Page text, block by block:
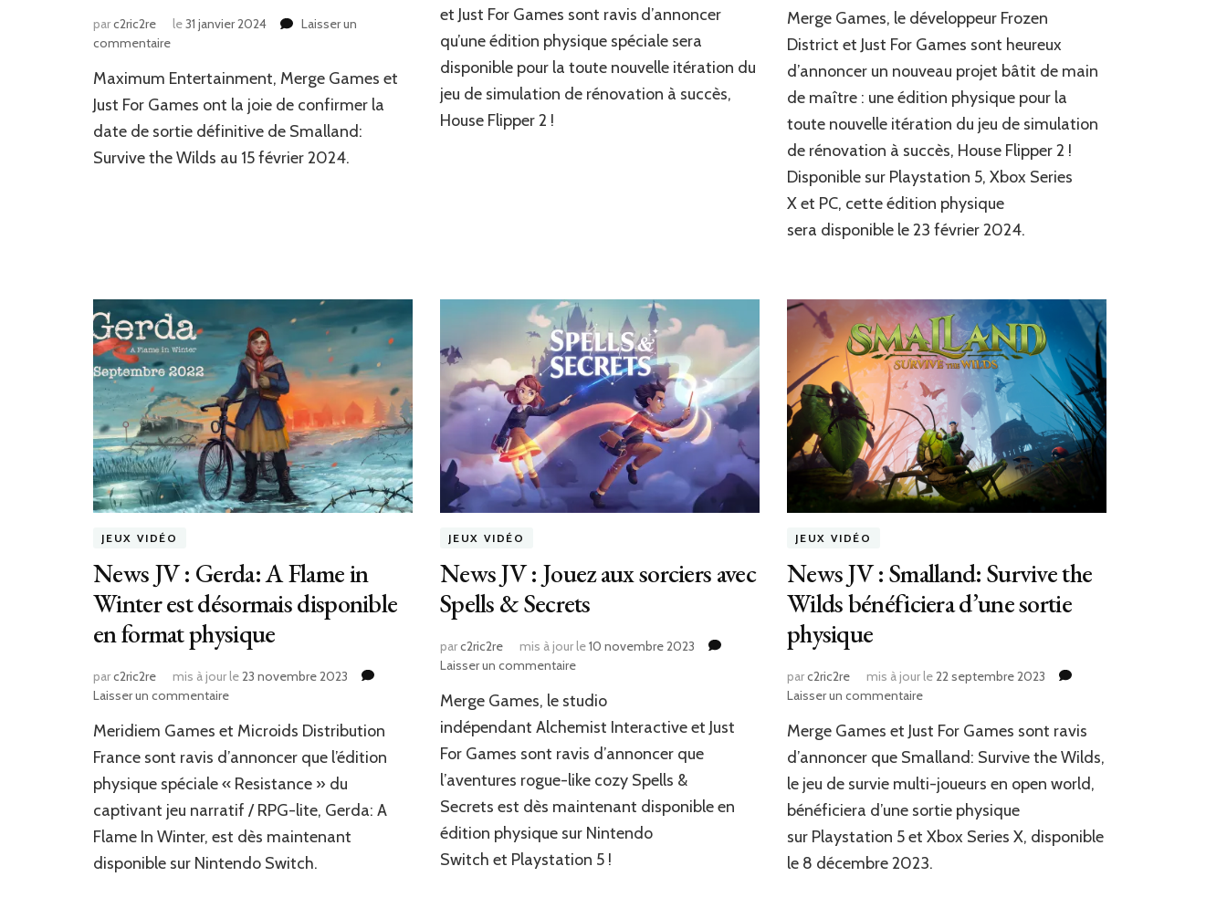
parc2ric2re le31 janvier 2024
Laisser un
commentairesur
JV
:
jeu
de
Survive
the
Wilds
confirme
date
de
sortie
en
édition
physique
Maximum Entertainment, Merge Games et
Just For Games ont la joie de confirmer la
date de sortie définitive de Smalland:
Survive the Wilds au 15 février 2024.
:
Flipper
2
et Just For Games sont ravis d’annoncer
qu’une édition physique spéciale sera
disponible pour la toute nouvelle itération du
jeu de simulation de rénovation à succès,
House Flipper 2 !
JV
:
édition
physique
de
Flipper
2
Just
for
Merge Games, le développeur Frozen
District et Just For Games sont heureux
d’annoncer un nouveau projet bâtit de main
de maître : une édition physique pour la
toute nouvelle itération du jeu de simulation
de rénovation à succès, House Flipper 2 !
Disponible sur Playstation 5, Xbox Series
X et PC, cette édition physique
sera disponible le 23 février 2024.
JEUX VIDÉO
News JV : Gerda: A Flame in
Winter est désormais disponible
en format physique
parc2ric2re mis à jour le23 novembre 2023
Laisser un commentairesur
JV
:
A
Flame
in
Winter
est
Meridiem Games et Microids Distribution
France sont ravis d’annoncer que l’édition
physique spéciale « Resistance » du
captivant jeu narratif / RPG-lite, Gerda: A
Flame In Winter, est dès maintenant
disponible sur Nintendo Switch.
JEUX VIDÉO
News JV : Jouez aux sorciers avec
Spells & Secrets
parc2ric2re mis à jour le10 novembre 2023
Laisser un commentairesur
JV
:
aux
sorciers
avec
Spells
&
Secrets
Merge Games, le studio
indépendant Alchemist Interactive et Just
For Games sont ravis d’annoncer que
l’aventures rogue-like cozy Spells &
Secrets est dès maintenant disponible en
édition physique sur Nintendo
Switch et Playstation 5 !
JEUX VIDÉO
News JV : Smalland: Survive the
Wilds bénéficiera d’une sortie
physique
parc2ric2re mis à jour le22 septembre 2023
Laisser un commentairesur
JV
:
Survive
the
Wilds
bénéficiera
d’une
Merge Games et Just For Games sont ravis
d’annoncer que Smalland: Survive the Wilds,
le jeu de survie multi-joueurs en open world,
bénéficiera d’une sortie physique
sur Playstation 5 et Xbox Series X, disponible
le 8 décembre 2023.